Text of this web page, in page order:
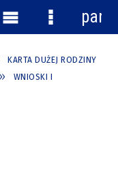
KARTA DUŻEJ RODZINY
WNIOSKI I
Menu
główne
Menu
panel